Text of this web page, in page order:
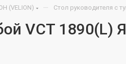
(VELION) — Стол руководителя с
VCT